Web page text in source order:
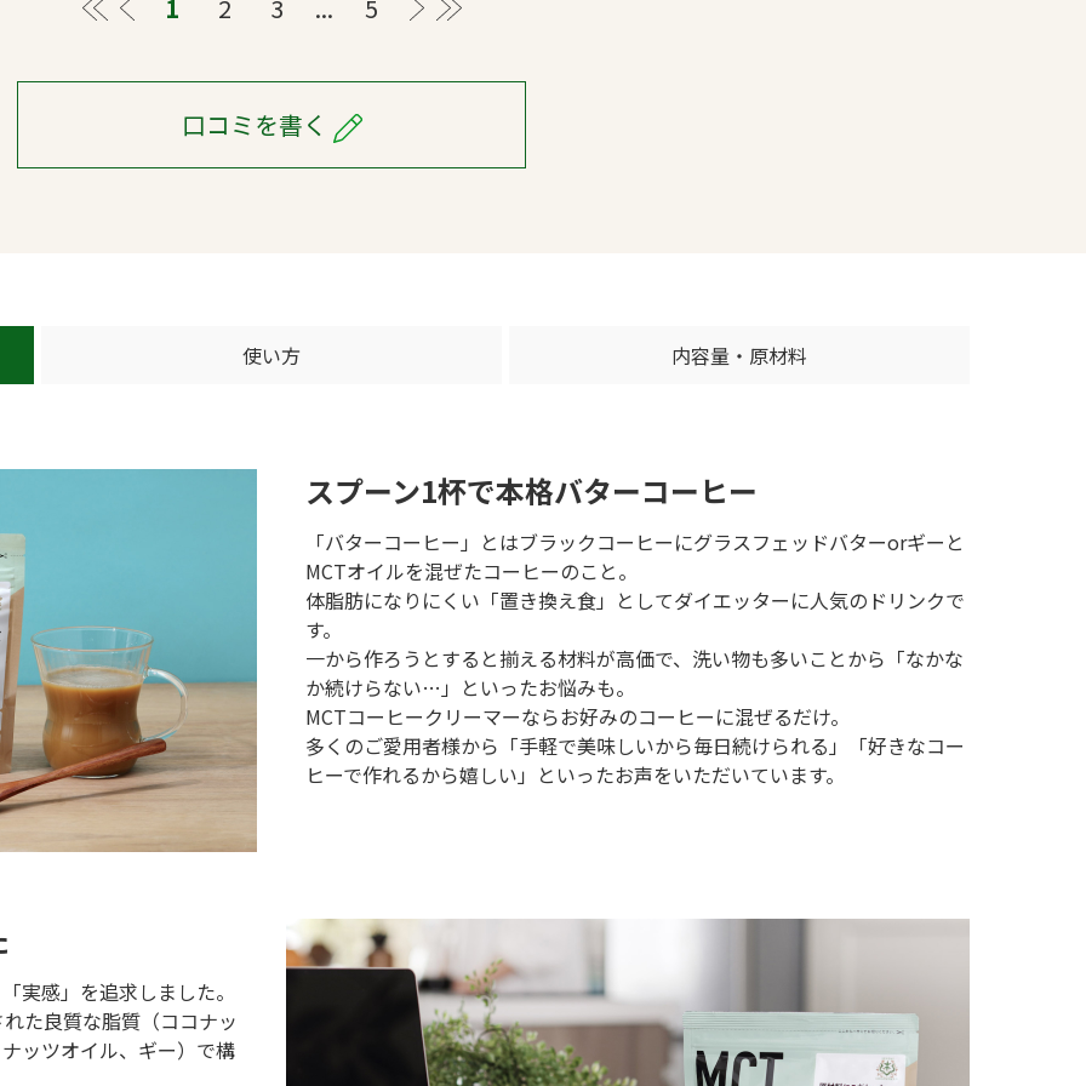
≪ 1 2 3 ... 5 ＞ ≫
口コミを書く
使い方 内容量・原材料
スプーン1杯で本格バターコーヒー
「バターコーヒー」とはブラックコーヒーにグラスフェッドバターorギーと
MCTオイルを混ぜたコーヒーのこと。
体脂肪になりにくい「置き換え食」としてダイエッターに人気のドリンクで
す。
一から作ろうとすると揃える材料が高価で、洗い物も多いことから「なかな
か続けらない…」といったお悩みも。
MCTコーヒークリーマーならお好みのコーヒーに混ぜるだけ。
多くのご愛用者様から「手軽で美味しいから毎日続けられる」「好きなコー
ヒーで作れるから嬉しい」といったお声をいただいています。
実感」を追求しました。
た良質な脂質（ココナッ
ッツオイル、ギー）で構